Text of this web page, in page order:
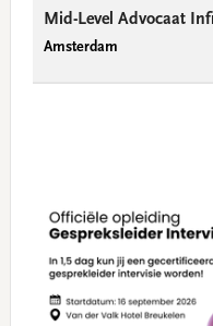
Mid-Level Advocaat
Amsterdam